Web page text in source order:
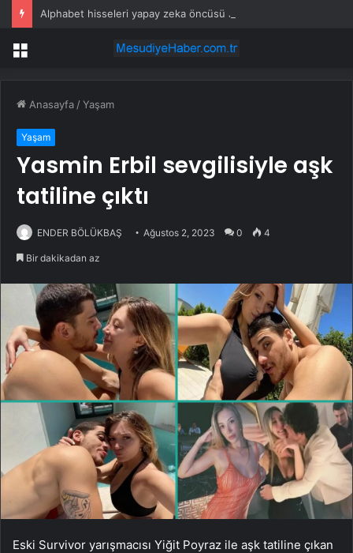
Menü
Anasayfa /Yaşam
Yaşam
Yasmin Erbil sevgilisiyle aşk
tatiline çıktı
ENDER BÖLÜKBAŞ Ağustos 2, 2023 0 4
Bir dakikadan az
Eski Survivor yarışmacısı Yiğit Poyraz ile aşk tatiline çıkan